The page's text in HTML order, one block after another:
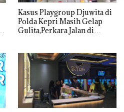
Kasus Playgroup Djuwita di
Polda Kepri Masih Gelap
Gulita,Perkara Jalan di